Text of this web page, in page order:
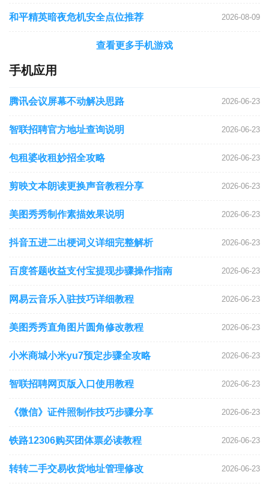
和平精英暗夜危机安全点位推荐 2026-08-09
查看更多手机游戏
手机应用
腾讯会议屏幕不动解决思路 2026-06-23
智联招聘官方地址查询说明 2026-06-23
包租婆收租妙招全攻略 2026-06-23
剪映文本朗读更换声音教程分享 2026-06-23
美图秀秀制作素描效果说明 2026-06-23
抖音五进二出梗词义详细完整解析 2026-06-23
百度答题收益支付宝提现步骤操作指南 2026-06-23
网易云音乐入驻技巧详细教程 2026-06-23
美图秀秀直角图片圆角修改教程 2026-06-23
小米商城小米yu7预定步骤全攻略 2026-06-23
智联招聘网页版入口使用教程 2026-06-23
《微信》证件照制作技巧步骤分享 2026-06-23
铁路12306购买团体票必读教程 2026-06-23
转转二手交易收货地址管理修改 2026-06-23